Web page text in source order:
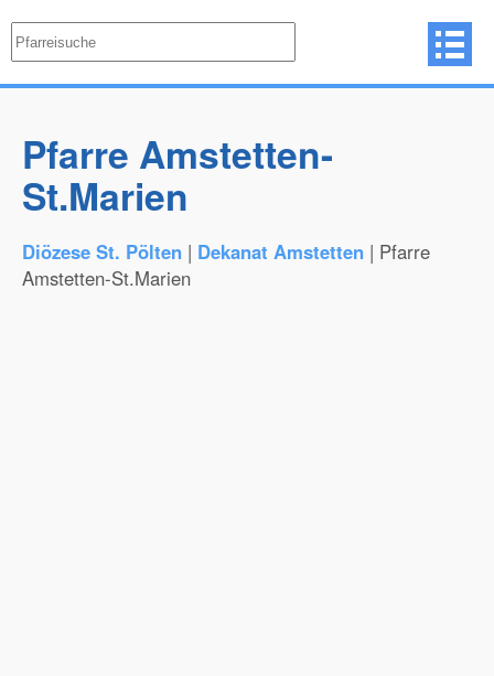
Pfarre Amstetten-
St.Marien
Diözese St. Pölten | Dekanat Amstetten | Pfarre
Amstetten-St.Marien